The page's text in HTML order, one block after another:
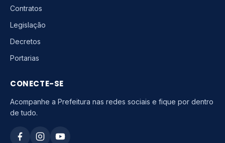
Contratos
Legislação
Decretos
Portarias
CONECTE-SE
Acompanhe a Prefeitura nas redes sociais e fique por dentro
de tudo.